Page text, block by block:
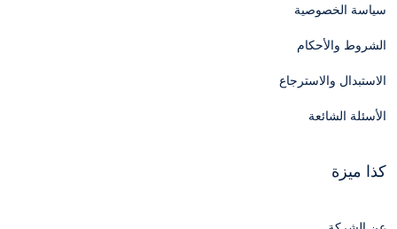
سياسة الخصوصية
الشروط والأحكام
الاستبدال والاسترجاع
الأسئلة الشائعة
كذا ميزة